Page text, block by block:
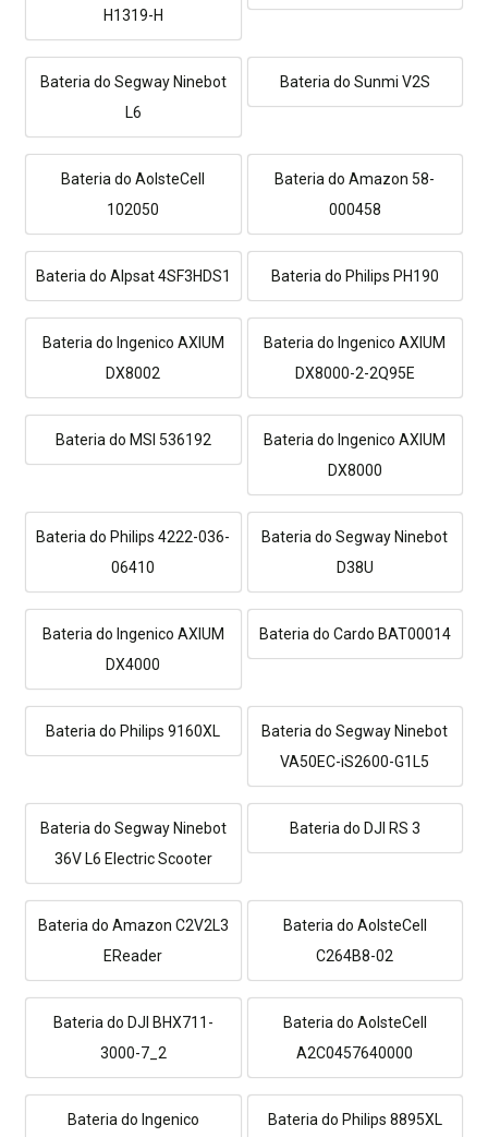
H1319-H
Bateria do Segway Ninebot
L6
Bateria do Sunmi V2S
Bateria do AolsteCell
102050
Bateria do Amazon 58-
000458
Bateria do Alpsat 4SF3HDS1 Bateria do Philips PH190
Bateria do Ingenico AXIUM
DX8002
Bateria do Ingenico AXIUM
DX8000-2-2Q95E
Bateria do MSI 536192
Bateria do Ingenico AXIUM
DX8000
Bateria do Philips 4222-036-
06410
Bateria do Segway Ninebot
D38U
Bateria do Ingenico AXIUM
DX4000
Bateria do Cardo BAT00014
Bateria do Philips 9160XL
Bateria do Segway Ninebot
VA50EC-iS2600-G1L5
Bateria do Segway Ninebot
36V L6 Electric Scooter
Bateria do DJI RS 3
Bateria do Amazon C2V2L3
EReader
Bateria do AolsteCell
C264B8-02
Bateria do DJI BHX711-
3000-7_2
Bateria do AolsteCell
A2C0457640000
Bateria do Ingenico
Bateria do Philips 8895XL